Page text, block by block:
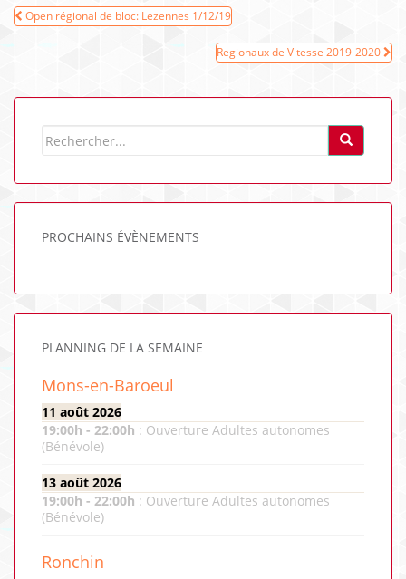
Navigation
de
l’article
Open régional de bloc: Lezennes 1/12/19
Regionaux de Vitesse 2019-2020
PROCHAINS ÉVÈNEMENTS
PLANNING DE LA SEMAINE
Mons-en-Baroeul
11 août 2026
19:00h - 22:00h : Ouverture Adultes autonomes
(Bénévole)
13 août 2026
19:00h - 22:00h : Ouverture Adultes autonomes
(Bénévole)
Ronchin